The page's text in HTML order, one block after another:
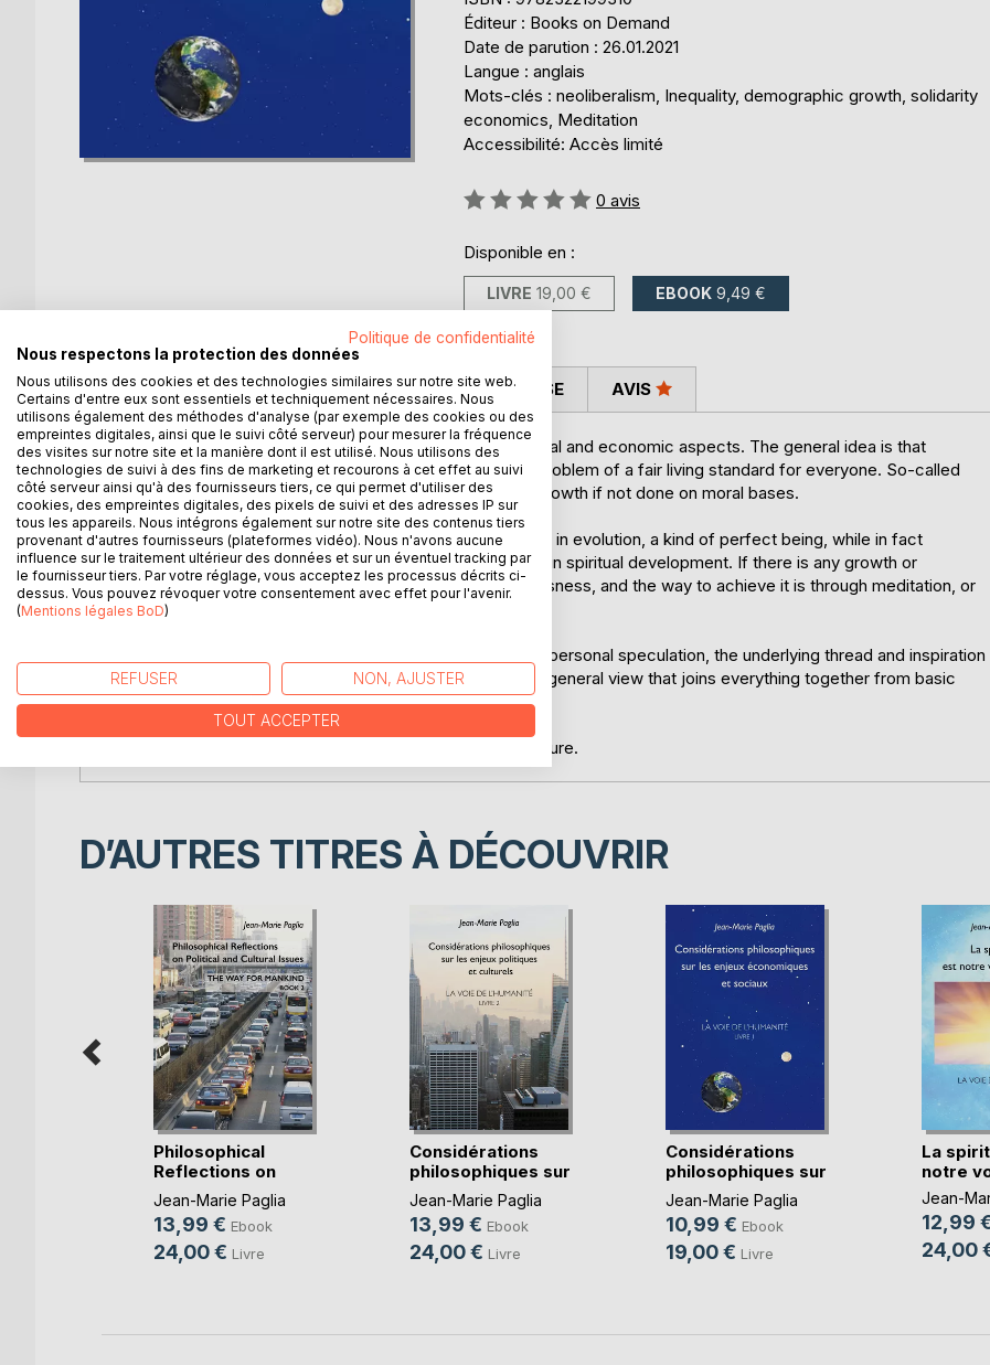
Éditeur : Books on Demand
Date de parution : 26.01.2021
Langue : anglais
Mots-clés : neoliberalism, Inequality, demographic growth, solidarity
economics, Meditation
Accessibilité: Accès limité
Évaluation:
0 avis
Disponible en :
LIVRE 19,00 € EBOOK 9,49 €
DESCRIPTION
The book deals with the problems of the world in the social and economic aspects. The general idea is that
neoliberalism is basically wrong and will never solve the problem of a fair living standard for everyone. So-called
development is not progress at all, but rather it is a sick growth if not done on moral bases.
The human creature believes it has reached the final point in evolution, a kind of perfect being, while in fact
evolution is not finished and we have to continue the way in spiritual development. If there is any growth or
development to be done, it must be a growth in consciousness, and the way to achieve it is through meditation, or
other means of sef-improvement.
The book rests on a lot of research but absolutely not on personal speculation, the underlying thread and inspiration
comes from traditional spiritual wisdom, and this allows a general view that joins everything together from basic
wants to spiritual needs.
Mankind is already well engaged on its way to a better future.
AUTEUR(S) CRITIQUES PRESSE AVIS
D’AUTRES TITRES À DÉCOUVRIR
Philosophical
Reflections on
Polit(...)
Jean-Marie Paglia
13,99 € Ebook
24,00 € Livre
Considérations
philosophiques sur
(...)
Jean-Marie Paglia
13,99 € Ebook
24,00 € Livre
Considérations
philosophiques sur
(...)
Jean-Marie Paglia
10,99 € Ebook
19,00 € Livre
La
notre
Jean-
12,99
24,00
Politique de confidentialité
Nous respectons la protection des données
Nous utilisons des cookies et des technologies similaires sur notre site web.
Certains d'entre eux sont essentiels et techniquement nécessaires. Nous
utilisons également des méthodes d'analyse (par exemple des cookies ou des
empreintes digitales, ainsi que le suivi côté serveur) pour mesurer la fréquence
des visites sur notre site et la manière dont il est utilisé. Nous utilisons des
technologies de suivi à des fins de marketing et recourons à cet effet au suivi
côté serveur ainsi qu'à des fournisseurs tiers, ce qui permet d'utiliser des
cookies, des empreintes digitales, des pixels de suivi et des adresses IP sur
tous les appareils. Nous intégrons également sur notre site des contenus tiers
provenant d'autres fournisseurs (plateformes vidéo). Nous n'avons aucune
influence sur le traitement ultérieur des données et sur un éventuel tracking par
le fournisseur tiers. Par votre réglage, vous acceptez les processus décrits ci-
dessus. Vous pouvez révoquer votre consentement avec effet pour l'avenir.
(Mentions légales BoD)
REFUSER NON, AJUSTER
TOUT ACCEPTER